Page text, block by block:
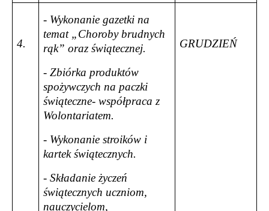
4.
- Wykonanie gazetki na
temat „Choroby brudnych
rąk” oraz świątecznej.
- Zbiórka produktów
spożywczych na paczki
świąteczne- współpraca z
Wolontariatem.
- Wykonanie stroików i
kartek świątecznych.
- Składanie życzeń
świątecznych uczniom,
nauczycielom,
GRUDZIEŃ